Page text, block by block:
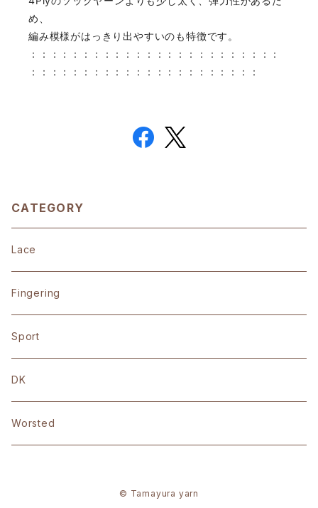
め、
編み模様がはっきり出やすいのも特徴です。
：：：：：：：：：：：：：：：：：：：：：：：：
：：：：：：：：：：：：：：：：：：：：：：
CATEGORY
Lace
Fingering
Sport
DK
Worsted
© Tamayura yarn